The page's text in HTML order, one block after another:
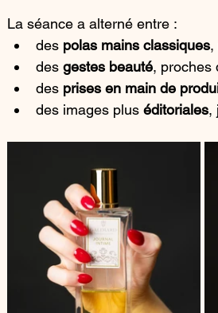
La séance a alterné entre :
des polas mains classiques,
des gestes beauté, proches
des prises en main de
des images plus éditoriales,